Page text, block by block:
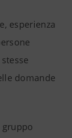
esperienza
domande